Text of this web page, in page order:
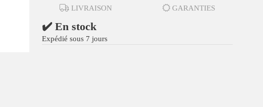
LIVRAISON GARANTIES
✔️ En stock
Expédié sous 7 jours